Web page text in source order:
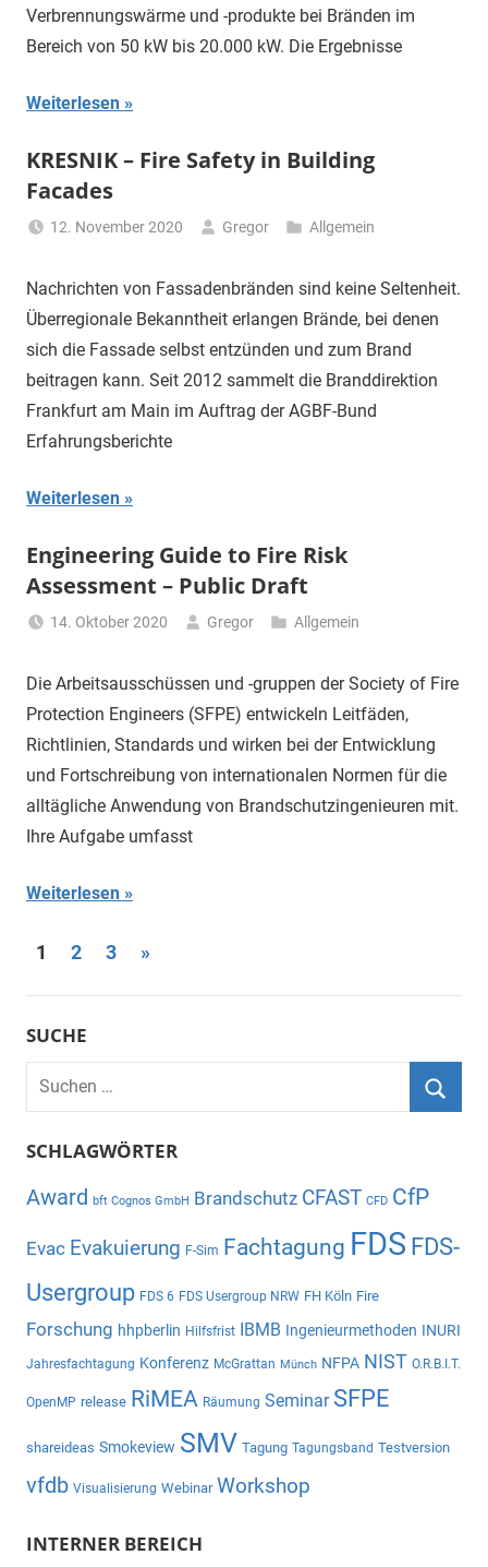
Verbrennungswärme und -produkte bei Bränden im
Bereich von 50 kW bis 20.000 kW. Die Ergebnisse
Weiterlesen
KRESNIK – Fire Safety in Building
Facades
12. November 2020 Gregor Allgemein
Nachrichten von Fassadenbränden sind keine Seltenheit.
Überregionale Bekanntheit erlangen Brände, bei denen
sich die Fassade selbst entzünden und zum Brand
beitragen kann. Seit 2012 sammelt die Branddirektion
Frankfurt am Main im Auftrag der AGBF-Bund
Erfahrungsberichte
Weiterlesen
Engineering Guide to Fire Risk
Assessment – Public Draft
14. Oktober 2020 Gregor Allgemein
Die Arbeitsausschüssen und -gruppen der Society of Fire
Protection Engineers (SFPE) entwickeln Leitfäden,
Richtlinien, Standards und wirken bei der Entwicklung
und Fortschreibung von internationalen Normen für die
alltägliche Anwendung von Brandschutzingenieuren mit.
Ihre Aufgabe umfasst
Weiterlesen
Seitennummerierung
der
Beiträge
1 2 3
Nächste
»
SUCHE
Suchen
SCHLAGWÖRTER
Award bft Cognos GmbH Brandschutz CFAST CFD CfP
Evac Evakuierung F-Sim Fachtagung FDS FDS-
Usergroup FDS 6 FDS Usergroup NRW FH Köln Fire
Forschung hhpberlin Hilfsfrist IBMB Ingenieurmethoden INURI
Jahresfachtagung Konferenz McGrattan Münch NFPA NIST O.R.B.I.T.
OpenMP release RiMEA Räumung Seminar SFPE
shareideas Smokeview SMV Tagung Tagungsband Testversion
vfdb Visualisierung Webinar Workshop
INTERNER BEREICH